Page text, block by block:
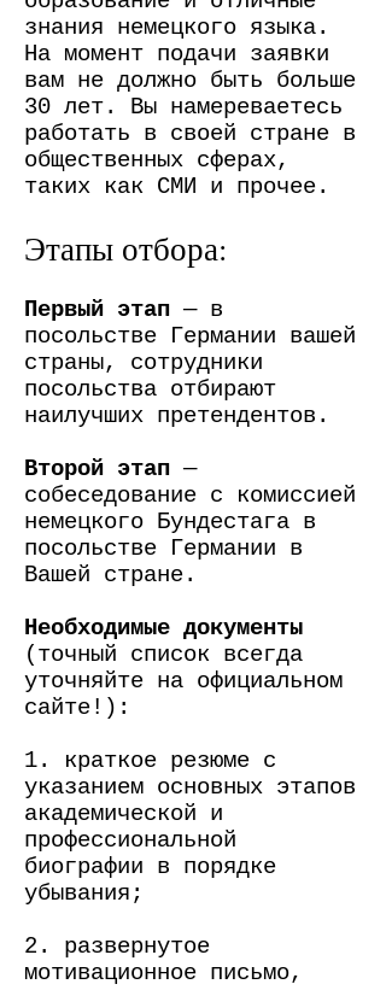
знания немецкого языка.
На момент подачи заявки
вам не должно быть больше
30 лет. Вы намереваетесь
работать в своей стране в
общественных сферах,
таких как СМИ и прочее.
Этапы отбора:
Первый этап— в
посольстве Германии вашей
страны, сотрудники
посольства отбирают
наилучших претендентов.
Второй этап —
собеседование с комиссией
немецкого Бундестага в
посольстве Германии в
Вашей стране.
Необходимые документы
(точный список всегда
уточняйте на официальном
сайте!):
1. краткое резюме с
указанием основных этапов
академической и
профессиональной
биографии в порядке
убывания;
2. развернутое
мотивационное письмо,